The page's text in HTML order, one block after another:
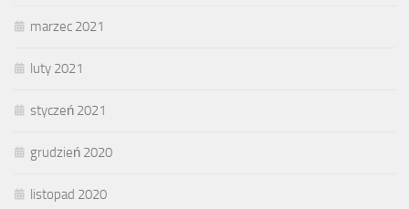
marzec 2021
luty 2021
styczeń 2021
grudzień 2020
listopad 2020